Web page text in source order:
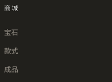
商城
宝石
款式
成品